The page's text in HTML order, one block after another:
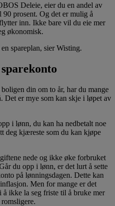
Deleie, eier du en andel av
prosent. Og det er mulig å
inn. Ikke bare vil du eie mer
økonomisk.
spareplan, sier Wisting.
din om to år, har du mange
Det er mye som kan skje i løpet av
i lønn, du kan ha nedbetalt noe
deg kjæreste som du kan kjøpe
nede og ikke øke forbruket
du opp i lønn, er det lurt å sette
på lønningsdagen. Dette kan
Men for mange er det
å ikke la seg friste til å bruke mer